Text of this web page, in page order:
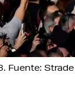
Fuente: